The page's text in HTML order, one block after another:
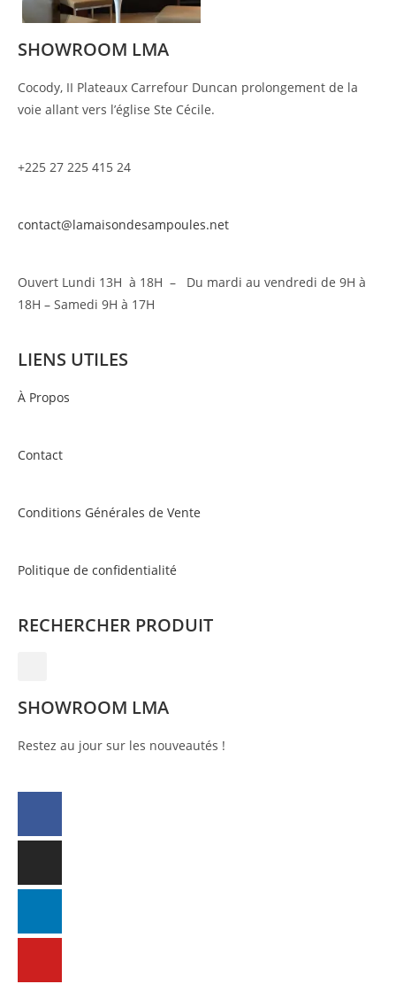
SHOWROOM LMA
Cocody, II Plateaux Carrefour Duncan prolongement de la
voie allant vers l’église Ste Cécile.
+225 27 225 415 24
contact@lamaisondesampoules.net
Ouvert Lundi 13H à 18H – Du mardi au vendredi de 9H à
18H – Samedi 9H à 17H
LIENS UTILES
À Propos
Contact
Conditions Générales de Vente
Politique de confidentialité
RECHERCHER PRODUIT
SHOWROOM LMA
Restez au jour sur les nouveautés !